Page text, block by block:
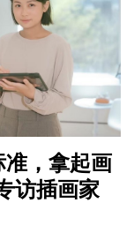
准，拿起画
访插画家